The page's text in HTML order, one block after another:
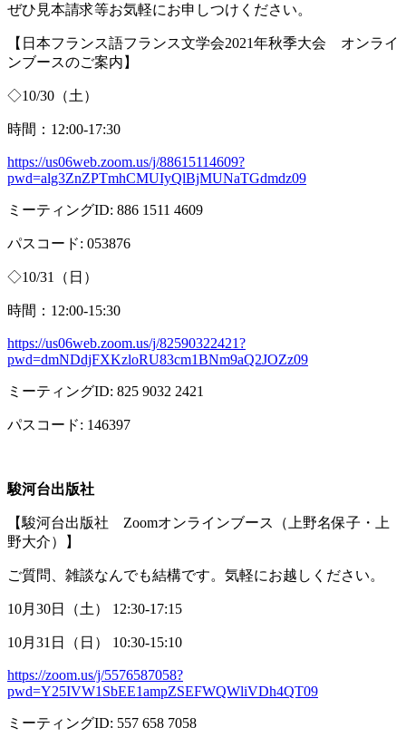
ぜひ見本請求等お気軽にお申しつけください。
【日本フランス語フランス文学会2021年秋季大会 オンライ
ンブースのご案内】
◇10/30 （土）
時間： 12:00-17:30
https://us06web.zoom.us/j/88615114609?
pwd=alg3ZnZPTmhCMUIyQlBjMUNaTGdmdz09
ミーティングID: 886 1511 4609
パスコード: 053876
◇10/31 （日）
時間： 12:00-15:30
https://us06web.zoom.us/j/82590322421?
pwd=dmNDdjFXKzloRU83cm1BNm9aQ2JOZz09
ミーティングID: 825 9032 2421
パスコード: 146397
駿河台出版社
【駿河台出版社 Zoomオンラインブース（上野名保子・上
野大介）】
ご質問、雑談なんでも結構です。気軽にお越しください。
10月 30日（土） 12:30-17:15
10月 31 日（日） 10:30-15:10
https://zoom.us/j/5576587058?
pwd=Y25IVW1SbEE1ampZSEFWQWliVDh4QT09
ミーティングID: 557 658 7058